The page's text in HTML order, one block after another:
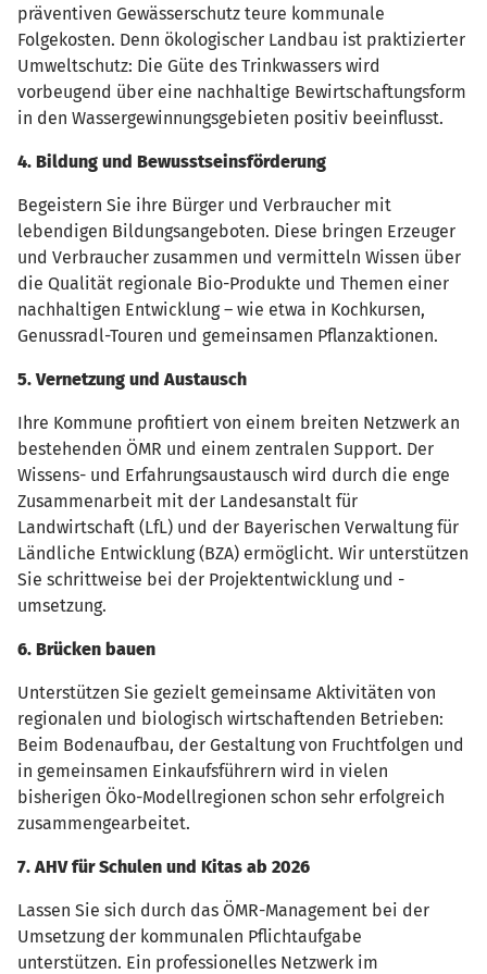
präventiven Gewässerschutz teure kommunale
Folgekosten. Denn ökologischer Landbau ist praktizierter
Umweltschutz: Die Güte des Trinkwassers wird
vorbeugend über eine nachhaltige Bewirtschaftungsform
in den Wassergewinnungsgebieten positiv beeinflusst.
4. Bildung und Bewusstseinsförderung
Begeistern Sie ihre Bürger und Verbraucher mit
lebendigen Bildungsangeboten. Diese bringen Erzeuger
und Verbraucher zusammen und vermitteln Wissen über
die Qualität regionale Bio-Produkte und Themen einer
nachhaltigen Entwicklung – wie etwa in Kochkursen,
Genussradl-Touren und gemeinsamen Pflanzaktionen.
5. Vernetzung und Austausch
Ihre Kommune profitiert von einem breiten Netzwerk an
bestehenden ÖMR und einem zentralen Support. Der
Wissens- und Erfahrungsaustausch wird durch die enge
Zusammenarbeit mit der Landesanstalt für
Landwirtschaft (LfL) und der Bayerischen Verwaltung für
Ländliche Entwicklung (BZA) ermöglicht. Wir unterstützen
Sie schrittweise bei der Projektentwicklung und -
umsetzung.
6. Brücken bauen
Unterstützen Sie gezielt gemeinsame Aktivitäten von
regionalen und biologisch wirtschaftenden Betrieben:
Beim Bodenaufbau, der Gestaltung von Fruchtfolgen und
in gemeinsamen Einkaufsführern wird in vielen
bisherigen Öko-Modellregionen schon sehr erfolgreich
zusammengearbeitet.
7. AHV für Schulen und Kitas ab 2026
Lassen Sie sich durch das ÖMR-Management bei der
Umsetzung der kommunalen Pflichtaufgabe
unterstützen. Ein professionelles Netzwerk im